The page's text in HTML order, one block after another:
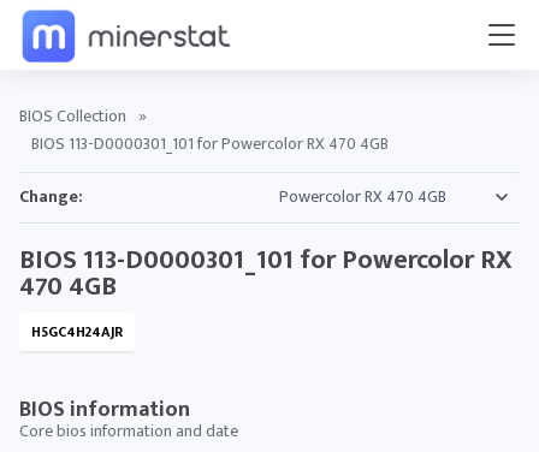
BIOS Collection »
BIOS 113-D0000301_101 for Powercolor RX 470 4GB
Change:
BIOS 113-D0000301_101 for Powercolor RX
470 4GB
H5GC4H24AJR
BIOS information
Core bios information and date